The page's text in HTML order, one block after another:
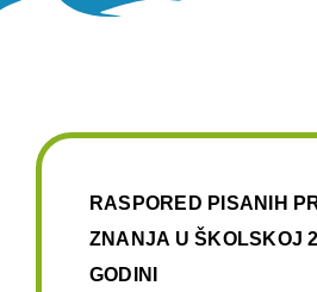
Oglasna ploča
RASPORED PISANIH
ZNANJA U ŠKOLSKOJ
GODINI